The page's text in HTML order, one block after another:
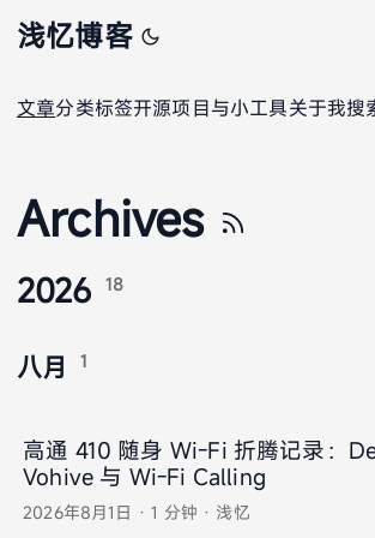
浅忆博客
文章分类标签开源项目与小工具关于我搜
Archives
2026 18
八月 1
高通 410 随身 Wi-Fi 折腾记录：
Vohive 与 Wi-Fi Calling
2026年8月1日 ·1 分钟 · 浅忆